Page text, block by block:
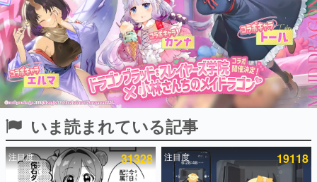
電ファミのいま読まれている記事ランキング
アプリセール情報
インタビュー
連載・特集一覧
殿堂入り記事
SNS拡散数が数千以上！ ページビュー数万以上！ などな
ど。多くの人々に読まれた、電ファミ渾身の“殿堂入り”記
事をまとめました。
ゲームの企画書
いま読まれている記事
注目度 31328 注目度 19118